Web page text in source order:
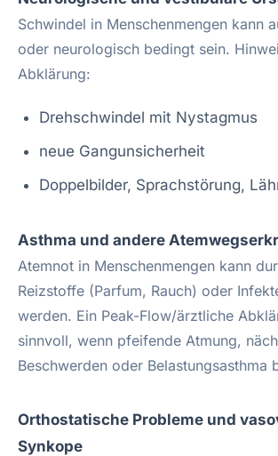
Schwindel in Menschenmengen kann
oder neurologisch bedingt sein.
Abklärung:
Drehschwindel mit Nystagmus
neue Gangunsicherheit
Doppelbilder, Sprachstörung,
Asthma und andere
Atemnot in Menschenmengen kann
Reizstoffe (Parfum, Rauch) oder
werden. Ein Peak-Flow/ärztliche
sinnvoll, wenn pfeifende Atmung,
Beschwerden oder Belastungsasthma
Orthostatische Probleme und
Synkope